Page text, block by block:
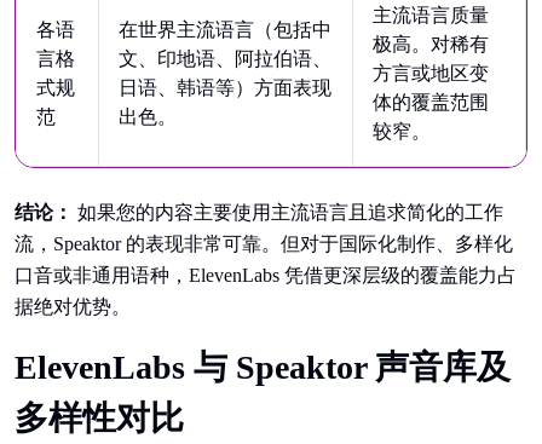
各语
言格
式规
范
在世界主流语言（包括中
文、印地语、阿拉伯语、
日语、韩语等）方面表现
出色。
主流语言质量
极高。对稀有
方言或地区变
体的覆盖范围
较窄。
结论： 如果您的内容主要使用主流语言且追求简化的工作
流，Speaktor 的表现非常可靠。但对于国际化制作、多样化
口音或非通用语种，ElevenLabs 凭借更深层级的覆盖能力占
据绝对优势。
ElevenLabs 与 Speaktor 声音库及
多样性对比